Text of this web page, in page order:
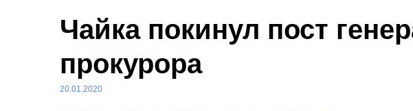
Чайка покинул пост
прокурора
20.01.2020